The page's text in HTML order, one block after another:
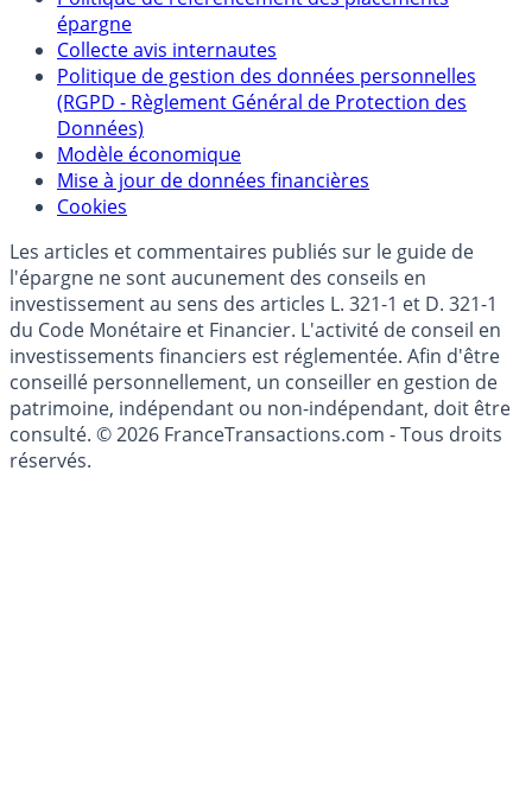
Qui sommes-nous ?
Politique de référencement des placements
épargne
Collecte avis internautes
Politique de gestion des données personnelles
(RGPD - Règlement Général de Protection des
Données)
Modèle économique
Mise à jour de données financières
Cookies
Les articles et commentaires publiés sur le guide de
l'épargne ne sont aucunement des conseils en
investissement au sens des articles L. 321-1 et D. 321-1
du Code Monétaire et Financier. L'activité de conseil en
investissements financiers est réglementée. Afin d'être
conseillé personnellement, un conseiller en gestion de
patrimoine, indépendant ou non-indépendant, doit être
consulté. © 2026 FranceTransactions.com - Tous droits